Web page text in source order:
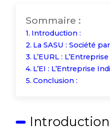
Sommaire :
Introduction :
La SASU : Société
L’EURL :
L’EI : L’Entreprise
Conclusion :
Introduction